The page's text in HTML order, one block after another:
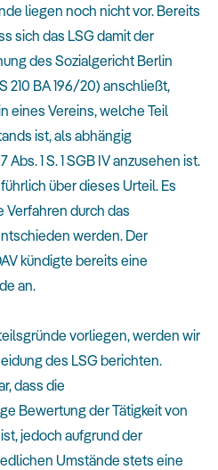
liegen noch nicht vor. Bereits
sich das LSG damit der
des Sozialgericht Berlin
210 BA 196/20) anschließt,
eines Vereins, welche Teil
ist, als abhängig
1 S. 1 SGB IV anzusehen ist.
über dieses Urteil. Es
Verfahren durch das
werden. Der
kündigte bereits eine
an.
vorliegen, werden wir
des LSG berichten.
dass die
Bewertung der Tätigkeit von
jedoch aufgrund der
Umstände stets eine